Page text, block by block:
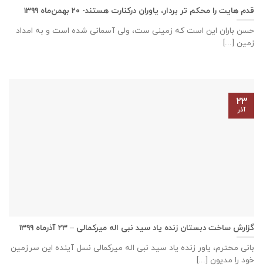
قدم هایت را محکم تر بردار، یاوران درکنارت هستند- ۲۰ بهمن‌ماه ۱۳۹۹
حسن باران این است که زمینی ست، ولی آسمانی شده است و به امداد
زمین [...]
گزارش ساخت دبستان زنده ياد سيد نبی اله ميركمالی – ۲۳ آذر‌ماه ۱۳۹۹
بانی محترم، یاور زنده ياد سيد نبی اله ميركمالی نسل آینده این سرزمین
خود را مدیون [...]
۲۳
آذر